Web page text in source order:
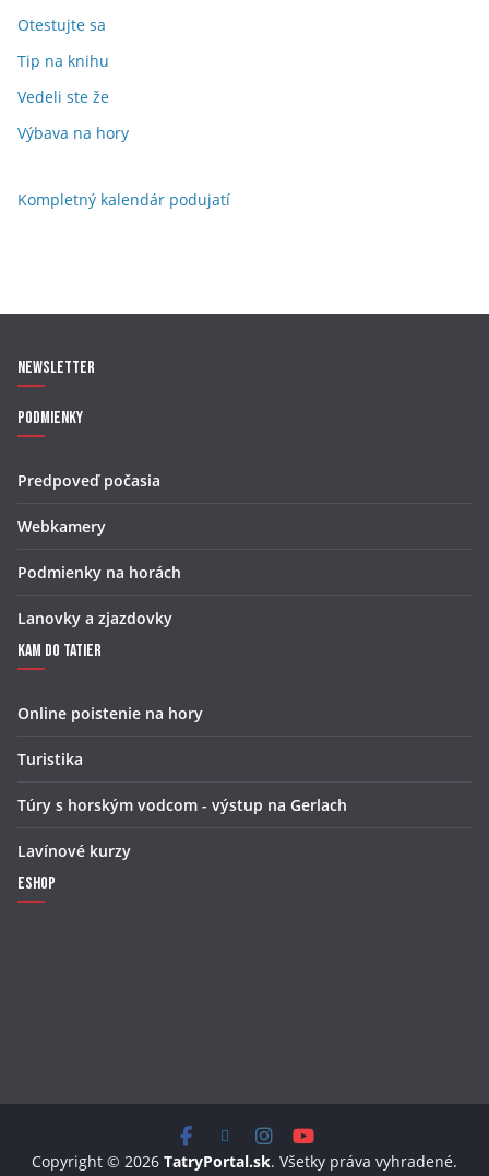
Otestujte sa
Tip na knihu
Vedeli ste že
Výbava na hory
Kompletný kalendár podujatí
Newsletter
Podmienky
Predpoveď počasia
Webkamery
Podmienky na horách
Lanovky a zjazdovky
Kam do Tatier
Online poistenie na hory
Turistika
Túry s horským vodcom - výstup na Gerlach
Lavínové kurzy
Eshop
Copyright © 2026 TatryPortal.sk. Všetky práva vyhradené.